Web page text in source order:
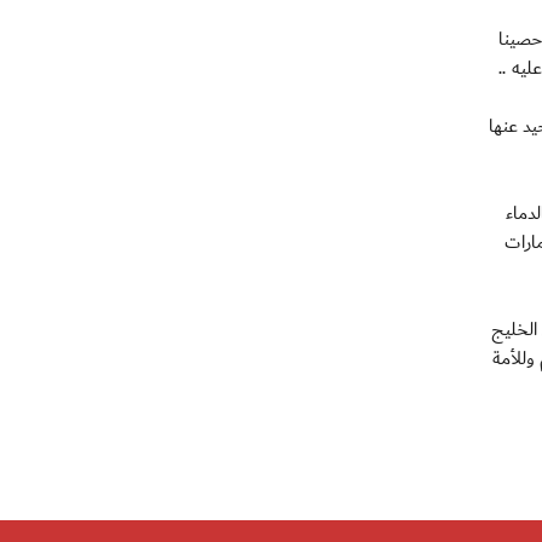
..
عنها